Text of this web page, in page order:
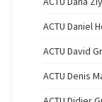
ACTU Daniel
ACTU David
ACTU Denis